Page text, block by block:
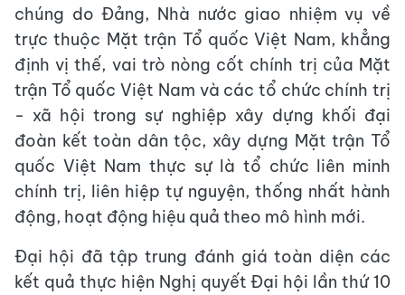
chúng do Đảng, Nhà nước giao nhiệm vụ về
trực thuộc Mặt trận Tổ quốc Việt Nam, khẳng
định vị thế, vai trò nòng cốt chính trị của Mặt
trận Tổ quốc Việt Nam và các tổ chức chính trị
- xã hội trong sự nghiệp xây dựng khối đại
đoàn kết toàn dân tộc, xây dựng Mặt trận Tổ
quốc Việt Nam thực sự là tổ chức liên minh
chính trị, liên hiệp tự nguyện, thống nhất hành
động, hoạt động hiệu quả theo mô hình mới.
Đại hội đã tập trung đánh giá toàn diện các
kết quả thực hiện Nghị quyết Đại hội lần thứ 10